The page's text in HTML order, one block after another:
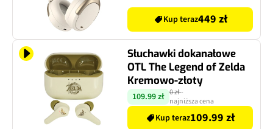
Kup teraz449 zł
Słuchawki dokanałowe
OTL The Legend of Zelda
Kremowo-złoty
109.99 zł 0 zł-
najniższa cena
Kup teraz109.99 zł